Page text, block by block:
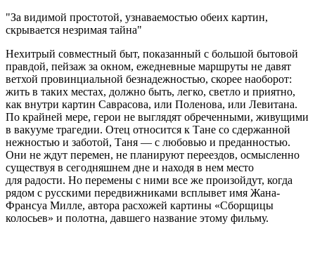
За видимой простотой, узнаваемостью обеих картин,
скрывается незримая тайна
Нехитрый совместный быт, показанный с большой бытовой
правдой, пейзаж за окном, ежедневные маршруты не давят
ветхой провинциальной безнадежностью, скорее наоборот:
жить в таких местах, должно быть, легко, светло и приятно,
как внутри картин Саврасова, или Поленова, или Левитана.
По крайней мере, герои не выглядят обреченными, живущими
в вакууме трагедии. Отец относится к Тане со сдержанной
нежностью и заботой, Таня — с любовью и преданностью.
Они не ждут перемен, не планируют переездов, осмысленно
существуя в сегодняшнем дне и находя в нем место
для радости. Но перемены с ними все же произойдут, когда
рядом с русскими передвижниками всплывет имя Жана-
Франсуа Милле, автора расхожей картины «Сборщицы
колосьев» и полотна, давшего название этому фильму.